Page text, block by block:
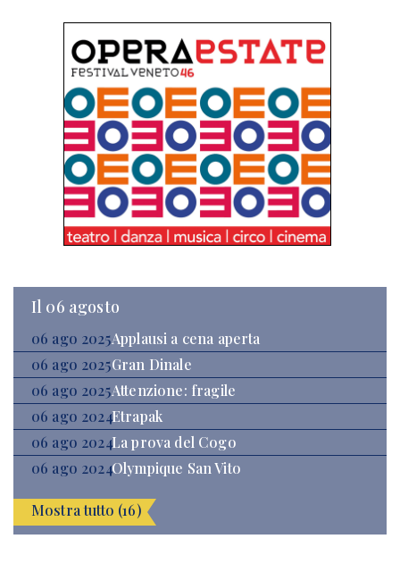
Il 06 agosto
06 ago 2025Applausi a cena aperta
06 ago 2025Gran Dinale
06 ago 2025Attenzione: fragile
06 ago 2024Etrapak
06 ago 2024La prova del Cogo
06 ago 2024Olympique San Vito
Mostra tutto (16)